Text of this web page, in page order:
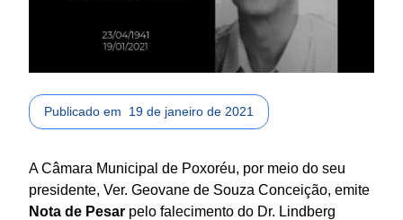
Publicado em 19 de janeiro de 2021
A Câmara Municipal de Poxoréu, por meio do seu
presidente, Ver. Geovane de Souza Conceição, emite
Nota de Pesar pelo falecimento do Dr. Lindberg